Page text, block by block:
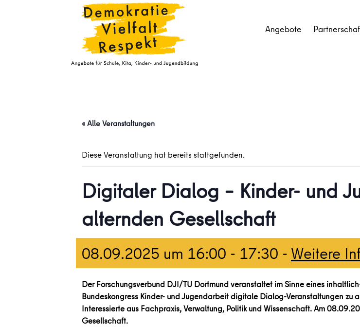
Angebote
« Alle Veranstaltungen
Diese Veranstaltung hat bereits stattgefunden.
Digitaler Dialog – Kinder- und
alternden Gesellschaft
08.09.2025 um 16:00 - 17:30 - Weitere
Der Forschungsverbund DJI/TU Dortmund veranstaltet im Sinne eines
Bundeskongress Kinder- und Jugendarbeit digitale Dialog-Veranstaltungen zu
Interessierte aus Fachpraxis, Verwaltung, Politik und Wissenschaft. Am
Gesellschaft.